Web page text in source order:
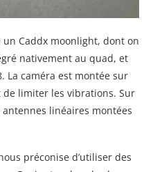
Caddx moonlight, dont on
nativement au quad, et
La caméra est montée sur
limiter les vibrations. Sur
linéaires montées
préconise d’utiliser des